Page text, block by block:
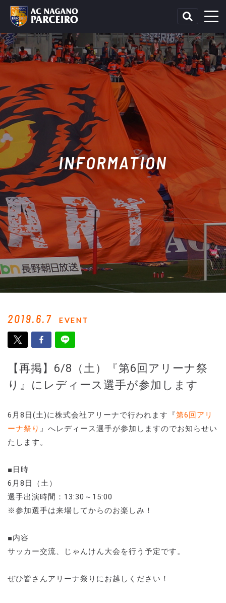
INFORMATION
2019.6.7 EVENT
【再掲】6/8（土）『第6回アリーナ祭
り』にレディース選手が参加します
6月8日(土)に株式会社アリーナで行われます『第6回アリ
ーナ祭り 』へレディース選手が参加しますのでお知らせい
たします。
■日時
6月8日（土）
選手出演時間：13:30～15:00
※参加選手は来場してからのお楽しみ！
■内容
サッカー交流、じゃんけん大会を行う予定です。
ぜひ皆さんアリーナ祭りにお越しください！